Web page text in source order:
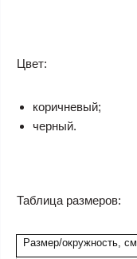
Цвет:
коричневый;
черный.
Таблица размеров:
Размер/окружность, см